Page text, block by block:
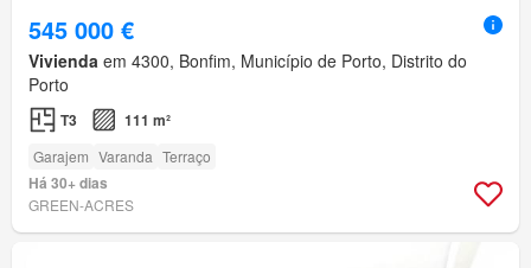
545 000 €
Vivienda em 4300, Bonfim, Município de Porto, Distrito do
Porto
T3 111 m²
Garajem Varanda Terraço
Há 30+ dias
GREEN-ACRES